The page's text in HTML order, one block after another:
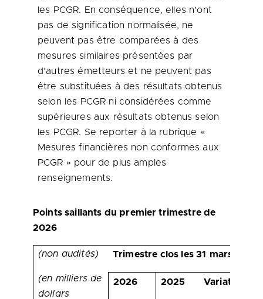
les PCGR. En conséquence, elles n’ont
pas de signification normalisée, ne
peuvent pas être comparées à des
mesures similaires présentées par
d’autres émetteurs et ne peuvent pas
être substituées à des résultats obtenus
selon les PCGR ni considérées comme
supérieures aux résultats obtenus selon
les PCGR. Se reporter à la rubrique «
Mesures financières non conformes aux
PCGR » pour de plus amples
renseignements.
Points saillants du premier trimestre de
2026
(non audités)
(en milliers de
dollars
Trimestre clos les 31 mars
2026 2025 Variation